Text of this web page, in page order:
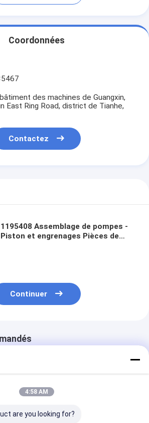
Coordonnées
des machines de Guangxin,
East Ring Road, district de Tianhe,
Contactez
1195408 Assemblage de pompes -
Piston et engrenages Pièces de
Continuer
4:58 AM
are you looking for?